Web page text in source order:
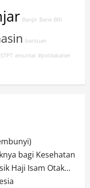
Banjir Bank BRI
bantuan
amuntai #poldakalsel
bagi Kesehatan
Haji Isam Otak…